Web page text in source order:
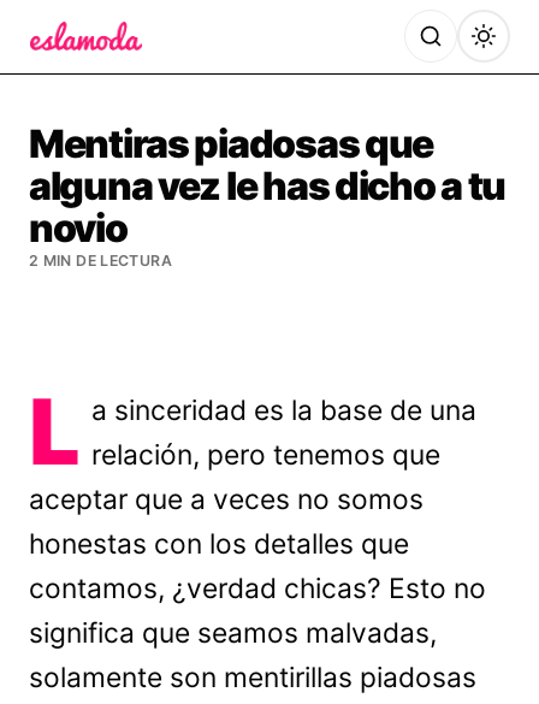
Mentiras piadosas que
alguna vez le has dicho a tu
novio
2 MIN DE LECTURA
L a sinceridad es la base de una
relación, pero tenemos que
aceptar que a veces no somos
honestas con los detalles que
contamos, ¿verdad chicas? Esto no
significa que seamos malvadas,
solamente son mentirillas piadosas